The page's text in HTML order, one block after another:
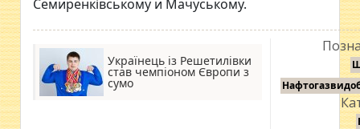
Семиренківському и Мачуському.
Українець із Решетилівки
став чемпіоном Європи з
сумо